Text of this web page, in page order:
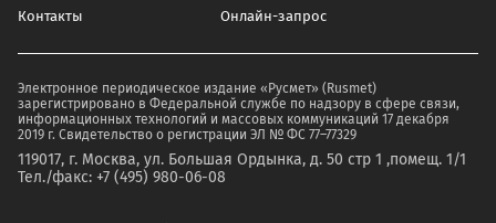
Контакты Онлайн-запрос
Электронное периодическое издание «Русмет» (Rusmet)
зарегистрировано в Федеральной службе по надзору в сфере связи,
информационных технологий и массовых коммуникаций 17 декабря
2019 г. Свидетельство о регистрации ЭЛ № ФС 77–77329
119017, г. Москва, ул. Большая Ордынка, д. 50 стр 1 ,помещ. 1/1
Тел./факс: +7 (495) 980-06-08